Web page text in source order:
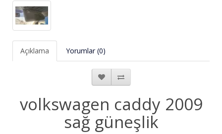
Açıklama Yorumlar (0)
volkswagen caddy 2009
sağ güneşlik